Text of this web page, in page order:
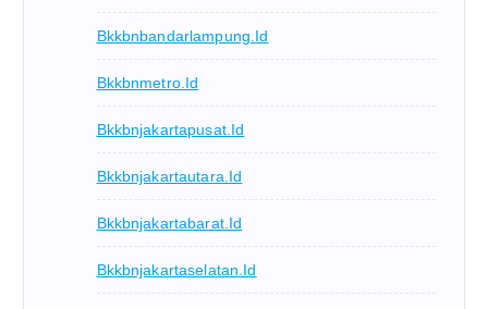
Bkkbnbandarlampung.id
Bkkbnmetro.id
Bkkbnjakartapusat.id
Bkkbnjakartautara.id
Bkkbnjakartabarat.id
Bkkbnjakartaselatan.id